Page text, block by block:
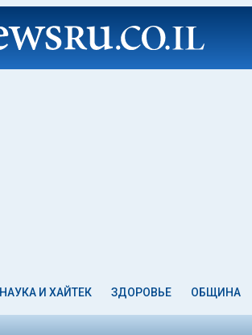
НАУКА И ХАЙТЕК ЗДОРОВЬЕ ОБЩИНА